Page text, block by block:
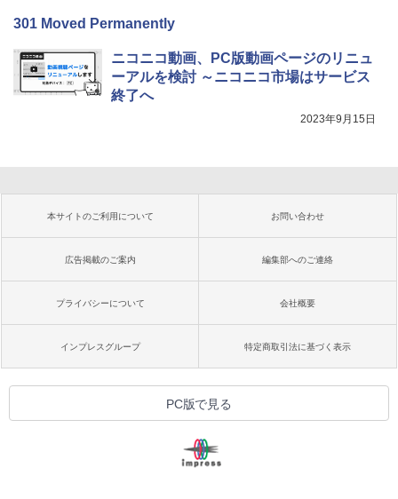
301 Moved Permanently
ニコニコ動画、PC版動画ページのリニュ
ーアルを検討 ～ニコニコ市場はサービス
終了へ
2023年9月15日
本サイトのご利用について お問い合わせ
広告掲載のご案内 編集部へのご連絡
プライバシーについて 会社概要
インプレスグループ 特定商取引法に基づく表示
PC版で見る